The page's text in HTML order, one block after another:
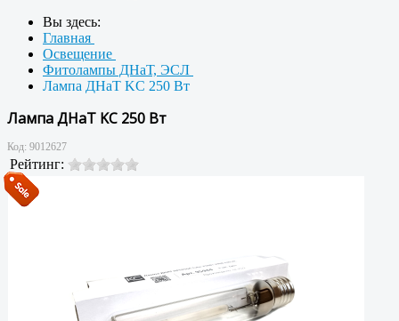
Вы здесь:
Главная
Освещение
Фитолампы ДНаТ, ЭСЛ
Лампа ДНаТ KC 250 Вт
Лампа ДНаТ KC 250 Вт
Код: 9012627
Рейтинг: